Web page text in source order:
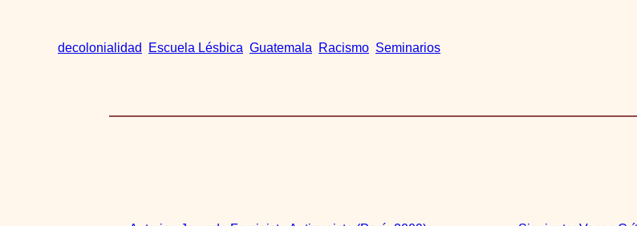
decolonialidad Escuela Lésbica Guatemala Racismo Seminarios